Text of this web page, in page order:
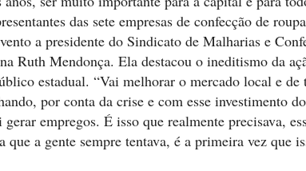
das sete empresas de confecção de
a presidente do Sindicato de Malharias e
Ruth Mendonça. Ela destacou o ineditismo da
estadual. “Vai melhorar o mercado local e
por conta da crise e com esse investimento
gerar empregos. É isso que realmente precisava,
que a gente sempre tentava, é a primeira vez que